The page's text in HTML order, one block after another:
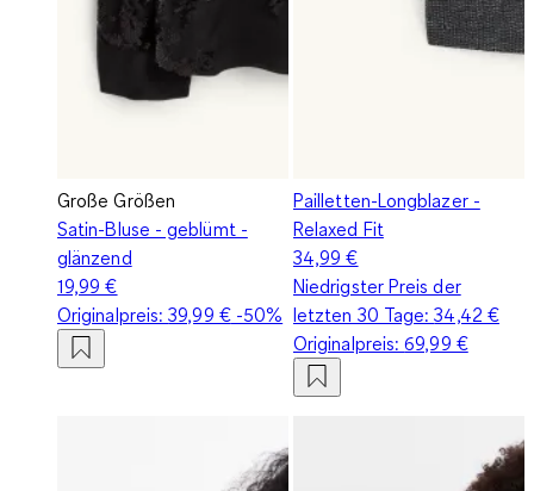
Große Größen
Satin-Bluse - geblümt -
glänzend
19,99 €
Originalpreis:39,99 €-50%
Pailletten-Longblazer -
Relaxed Fit
34,99 €
Niedrigster Preis der
letzten 30 Tage:34,42 €
Originalpreis:69,99 €